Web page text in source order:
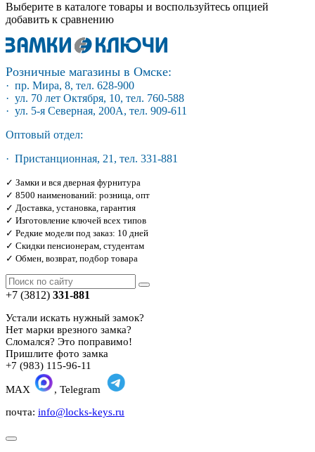
Выберите в каталоге товары и воспользуйтесь опцией
добавить к сравнению
Розничные магазины в Омске:
· пр. Мира, 8, тел. 628-900
· ул. 70 лет Октября, 10, тел. 760-588
· ул. 5-я Северная, 200А, тел. 909-611
Оптовый отдел:
· Пристанционная, 21, тел. 331-881
✓ Замки и вся дверная фурнитура
✓ 8500 наименований: розница, опт
✓ Доставка, установка, гарантия
✓ Изготовление ключей всех типов
✓ Редкие модели под заказ: 10 дней
✓ Скидки пенсионерам, студентам
✓ Обмен, возврат, подбор товара
+7 (3812) 331-881
Устали искать нужный замок?
Нет марки врезного замка?
Сломался? Это поправимо!
Пришлите фото замка
+7 (983) 115-96-11
MAX
, Telegram
почта: info@locks-keys.ru